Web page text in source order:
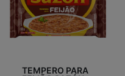
TEMPERO PARA